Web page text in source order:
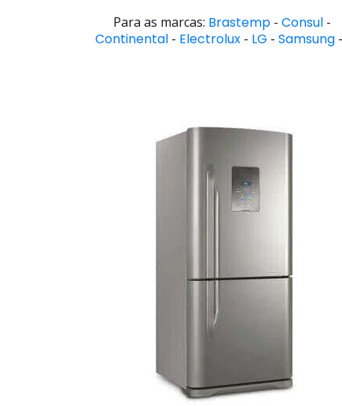
Para as marcas: Brastemp- Consul-
Continental - Electrolux - LG - Samsung